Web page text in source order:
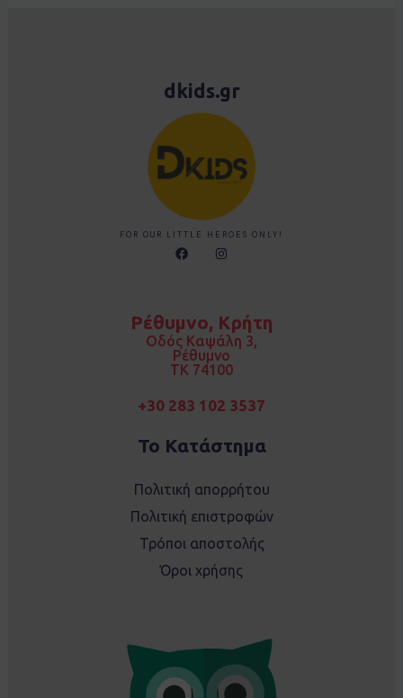
dkids.gr
FOR OUR LITTLE HEROES ONLY!
F
a
o
k
I
n
r
a
m
Ρέθυμνο, Κρήτη
Οδός Καψάλη 3,
Ρέθυμνο
TK 74100
+30 283 102 3537
Το Κατάστημα
Πολιτική απορρήτου
Πολιτική επιστροφών
Τρόποι αποστολής
Όροι χρήσης